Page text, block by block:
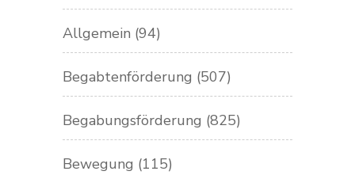
Allgemein (94)
Begabtenförderung (507)
Begabungsförderung (825)
Bewegung (115)